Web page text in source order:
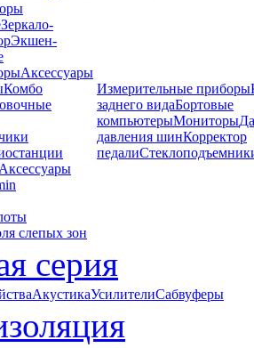
Зеркало-
Экшен-
Аксессуары
Комбо
слепых зон
Измерительные приборы
заднего видаБортовые
компьютерыМониторы
давления шинКорректор
педали
серия
АкустикаУсилителиСабвуферы